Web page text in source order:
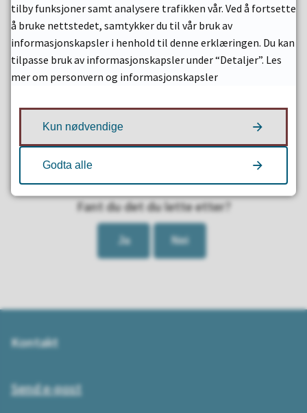
Fant du det du lette etter?
Ja Nei
Kontakt
Send e-post
tilby funksjoner samt analysere trafikken vår. Ved å fortsette
å bruke nettstedet, samtykker du til vår bruk av
informasjonskapsler i henhold til denne erklæringen. Du kan
tilpasse bruk av informasjonskapsler under “Detaljer”. Les
mer om personvern og informasjonskapsler
Kun nødvendige
Godta alle